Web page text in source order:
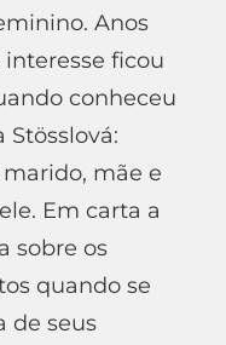
Anos
interesse ficou
conheceu
mãe e
Em carta a
sobre os
quando se
de seus